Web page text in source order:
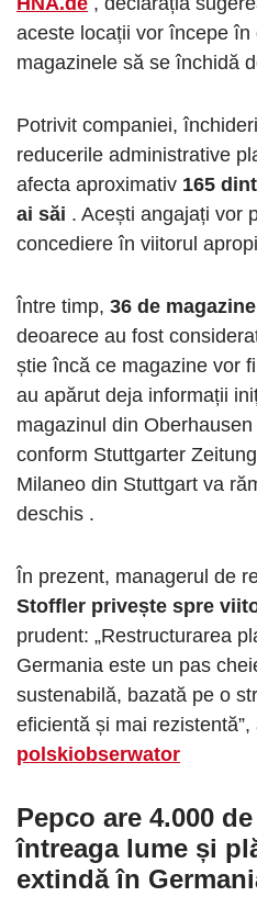
aceste locații vor începe în
magazinele să se închidă
Potrivit companiei,
reducerile administrative
afecta aproximativ 165
ai săi . Acești angajați vor
concediere în viitorul
Între timp, 36 de
deoarece au fost
știe încă ce magazine vor
au apărut deja informații
magazinul din
conform Stuttgarter
Milaneo din Stuttgart va
deschis .
În prezent, managerul de
Stoffler privește spre
prudent: „Restructurarea
Germania este un pas
sustenabilă, bazată pe o
eficientă și mai
polskiobserwator
Pepco are 4.000
întreaga lume și
extindă în